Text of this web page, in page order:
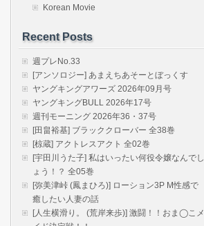
Korean Movie
Recent Posts
週プレNo.33
[アンソロジー] あまえちあそーとぼっくす
ヤングキングアワーズ 2026年09月号
ヤングキングBULL 2026年17号
週刊モーニング 2026年36・37号
[田畠裕基] ブラッククローバー 全38巻
[椋蔵] アクトレスアクト 全02巻
[宇田川うた子] 私はいったい何役令嬢なんでし
ょう！？ 全05巻
[弥美津峠 (鳳まひろ)] ローション3P M性感で
癒したい人妻の話
[人生横滑り。 (荒岸来歩)] 激闘！！おま◯こメ